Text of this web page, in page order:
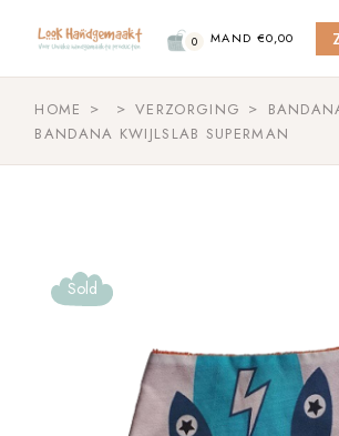
content
0 MAND €0,00
HOME VERZORGING
BANDANA KWIJLSLAB SUPERMAN
Sold